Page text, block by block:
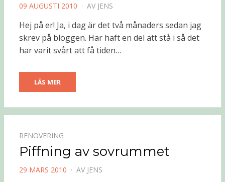
PUBLICERAD
09 AUGUSTI 2010 AV JENS
Hej på er! Ja, i dag är det två månaders sedan jag
skrev på bloggen. Har haft en del att stå i så det
har varit svårt att få tiden…
LÄS MER
RENOVERING
Piffning av sovrummet
PUBLICERAD
29 MARS 2010 AV JENS